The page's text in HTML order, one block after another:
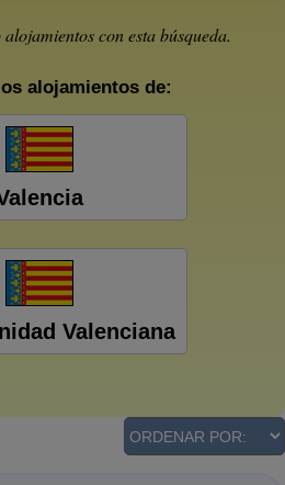
con esta búsqueda.
alojamientos de:
Valenciana